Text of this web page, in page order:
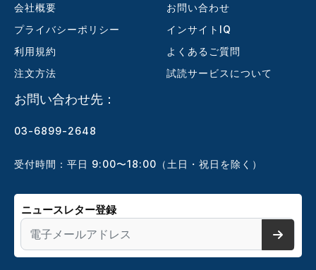
会社概要
プライバシーポリシー
利用規約
注文方法
お問い合わせ
インサイトIQ
よくあるご質問
試読サービスについて
お問い合わせ先：
03-6899-2648
受付時間：平日 9:00〜18:00（土日・祝日を除く）
ニュースレター登録